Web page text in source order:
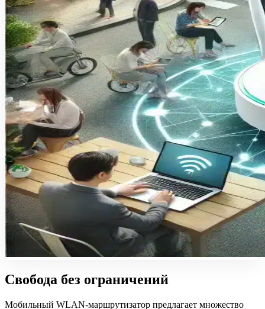
Свобода без ограничений
Мобильный WLAN-маршрутизатор предлагает множество